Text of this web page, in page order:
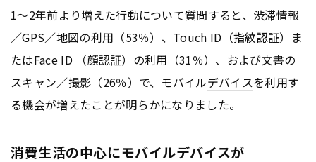
1～2年前より増えた行動について質問すると、渋滞情報
／GPS／地図の利用（53％）、Touch ID（指紋認証）ま
たはFace ID （顔認証）の利用（31％）、および文書の
スキャン／撮影（26％）で、モバイルデバイスを利用す
る機会が増えたことが明らかになりました。
消費生活の中心にモバイルデバイスが